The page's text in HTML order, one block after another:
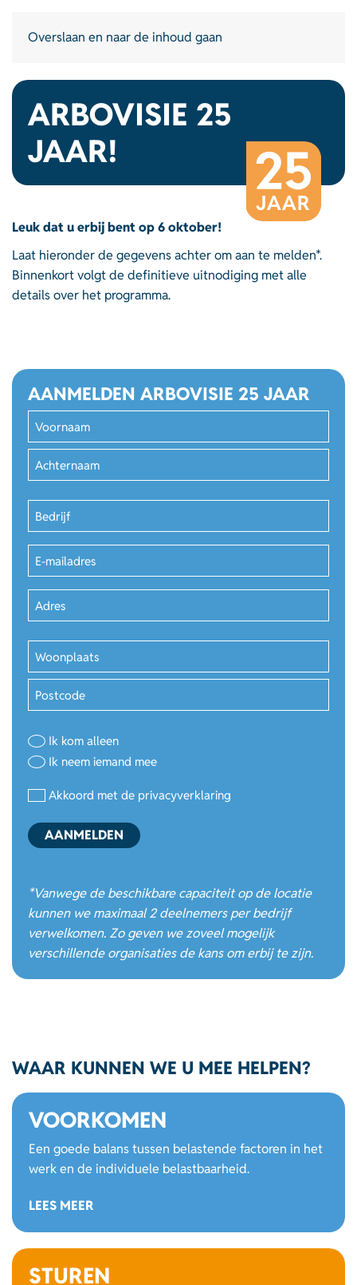
Overslaan en naar de inhoud gaan
ARBOVISIE 25
JAAR!
Leuk dat u erbij bent op 6 oktober!
Laat hieronder de gegevens achter om aan te melden*.
Binnenkort volgt de definitieve uitnodiging met alle
details over het programma.
AANMELDEN ARBOVISIE 25 JAAR
Voornaam
Bedrijf (Vereist)
E-
mailadres(Vereist)
Adres
huisnummer
(Vereist)
Plaats
Komt
alleen
of
neemt
mee(Vereist)
Ik kom alleen
Ik neem iemand mee
Privacyverklaring (Vereist)
Akkoord met de privacyverklaring
AANMELDEN
*Vanwege de beschikbare capaciteit op de locatie
kunnen we maximaal 2 deelnemers per bedrijf
verwelkomen. Zo geven we zoveel mogelijk
verschillende organisaties de kans om erbij te zijn.
WAAR KUNNEN WE U MEE HELPEN?
VOORKOMEN
Een goede balans tussen belastende factoren in het
werk en de individuele belastbaarheid.
LEES MEER
STUREN